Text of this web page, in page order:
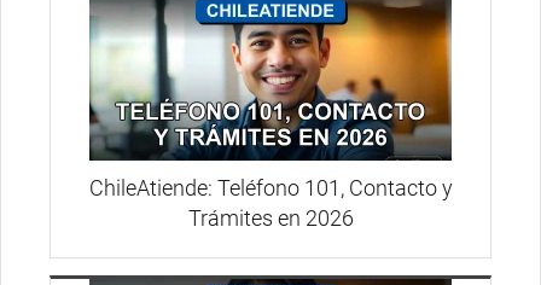
ChileAtiende: Teléfono 101, Contacto y
Trámites en 2026